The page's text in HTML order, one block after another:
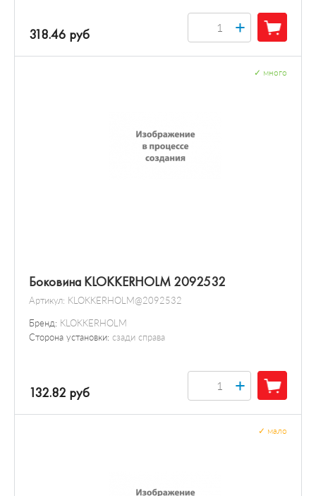
318.46 руб +
Боковина KLOKKERHOLM 2092532
Артикул: KLOKKERHOLM@2092532
Бренд: KLOKKERHOLM
Сторона установки: сзади справа
много
132.82 руб +
мало